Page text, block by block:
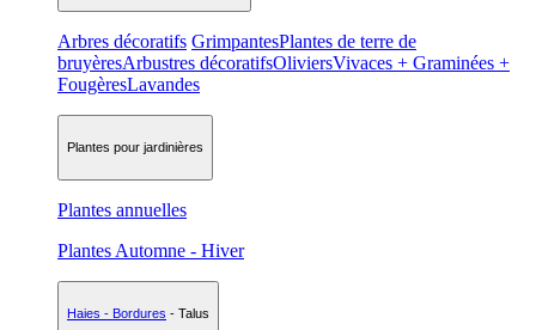
Arbres décoratifs GrimpantesPlantes de terre de
bruyèresArbustres décoratifsOliviersVivaces + Graminées +
FougèresLavandes
Plantes pour jardinières
Plantes annuelles
Plantes Automne - Hiver
Haies - Bordures - Talus